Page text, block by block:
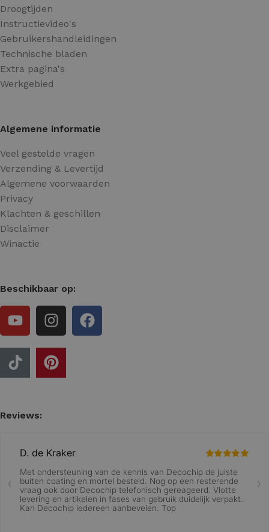
Droogtijden
Instructievideo's
Gebruikershandleidingen
Technische bladen
Extra pagina's
Werkgebied
Algemene informatie
Veel gestelde vragen
Verzending & Levertijd
Algemene voorwaarden
Privacy
Klachten & geschillen
Disclaimer
Winactie
Beschikbaar op:
Reviews: